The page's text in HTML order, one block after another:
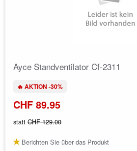
Ayce Standventilator Cf-2311
🔥 AKTION -30%
CHF 89.95
statt CHF 129.00
Berichten Sie über das Produkt